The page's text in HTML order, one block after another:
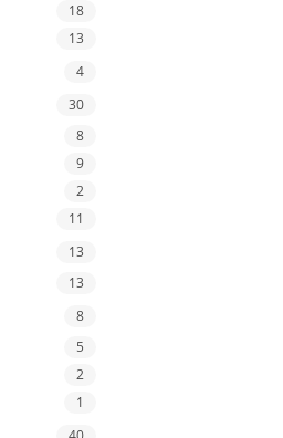
18
13
4
30
8
9
2
11
13
13
8
5
2
1